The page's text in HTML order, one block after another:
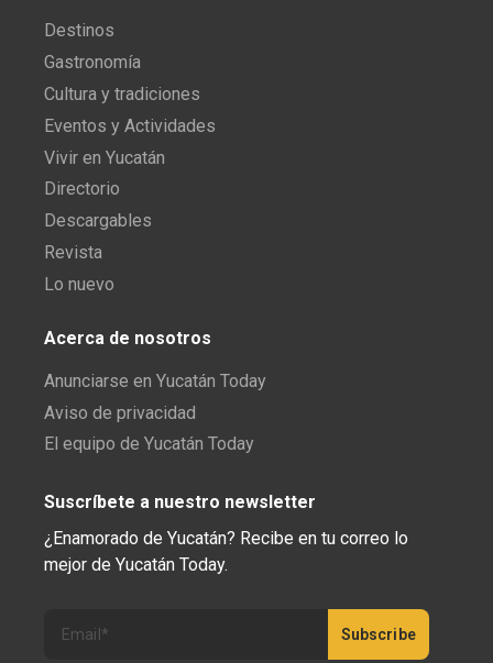
Destinos
Gastronomía
Cultura y tradiciones
Eventos y Actividades
Vivir en Yucatán
Directorio
Descargables
Revista
Lo nuevo
Acerca de nosotros
Anunciarse en Yucatán Today
Aviso de privacidad
El equipo de Yucatán Today
Suscríbete a nuestro newsletter
¿Enamorado de Yucatán? Recibe en tu correo lo
mejor de Yucatán Today.